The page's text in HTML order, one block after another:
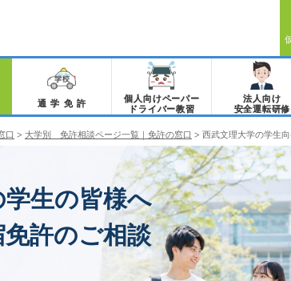
通学免許
個人向けペーパー
ドライバー教習
法人向け
安全運転研修
口 > 大学別 免許相談ページ一覧｜免許の窓口 > 西武文理大学の学生
生の皆様へ
許のご相談